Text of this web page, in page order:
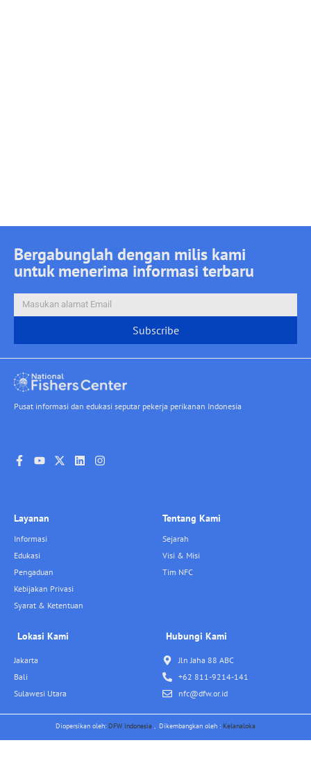
Bergabunglah dengan milis kami
untuk menerima informasi terbaru
Subscribe
Pusat informasi dan edukasi seputar pekerja perikanan Indonesia
Layanan
Informasi
Edukasi
Pengaduan
Kebijakan Privasi
Syarat & Ketentuan
Tentang Kami
Sejarah
Visi & Misi
Tim NFC
Lokasi Kami
Jakarta
Bali
Sulawesi Utara
Hubungi Kami
Jln Jaha 88 ABC
+62 811-9214-141
nfc@dfw.or.id
Diopersikan oleh: DFW Indonesia , Dikembangkan oleh : Kelanaloka